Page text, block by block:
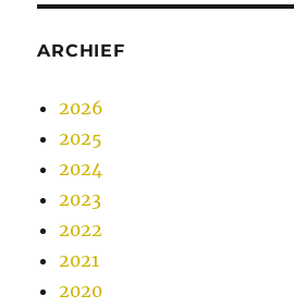
ARCHIEF
2026
2025
2024
2023
2022
2021
2020